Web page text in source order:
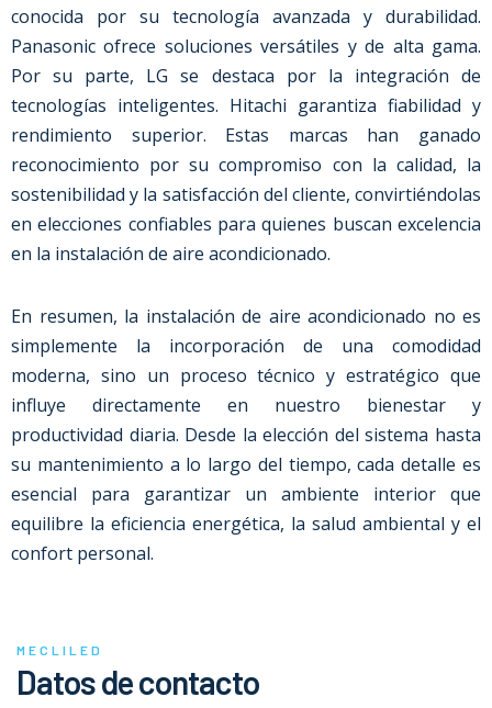
conocida por su tecnología avanzada y durabilidad.
Panasonic ofrece soluciones versátiles y de alta gama.
Por su parte, LG se destaca por la integración de
tecnologías inteligentes. Hitachi garantiza fiabilidad y
rendimiento superior. Estas marcas han ganado
reconocimiento por su compromiso con la calidad, la
sostenibilidad y la satisfacción del cliente, convirtiéndolas
en elecciones confiables para quienes buscan excelencia
en la instalación de aire acondicionado.
En resumen, la instalación de aire acondicionado no es
simplemente la incorporación de una comodidad
moderna, sino un proceso técnico y estratégico que
influye directamente en nuestro bienestar y
productividad diaria. Desde la elección del sistema hasta
su mantenimiento a lo largo del tiempo, cada detalle es
esencial para garantizar un ambiente interior que
equilibre la eficiencia energética, la salud ambiental y el
confort personal.
MECLILED
Datos de contacto